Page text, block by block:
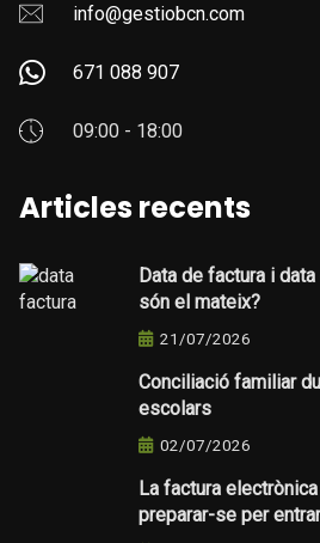
info@gestiobcn.com
671 088 907
09:00 - 18:00
Articles recents
Data de factura i
són el mateix?
21/07/2026
Conciliació familiar
escolars
02/07/2026
La factura
preparar-se per